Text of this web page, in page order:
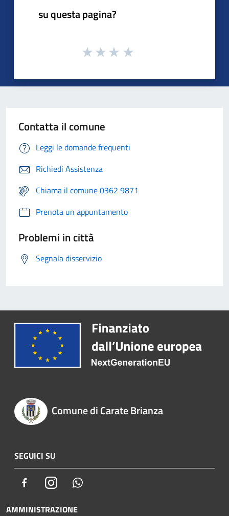
su questa pagina?
Contatta il comune
Leggi le domande frequenti
Richiedi Assistenza
Chiama il comune 0362 9871
Prenota un appuntamento
Problemi in città
Segnala disservizio
Comune di Carate Brianza
SEGUICI SU
FacebookInstagram
AMMINISTRAZIONE